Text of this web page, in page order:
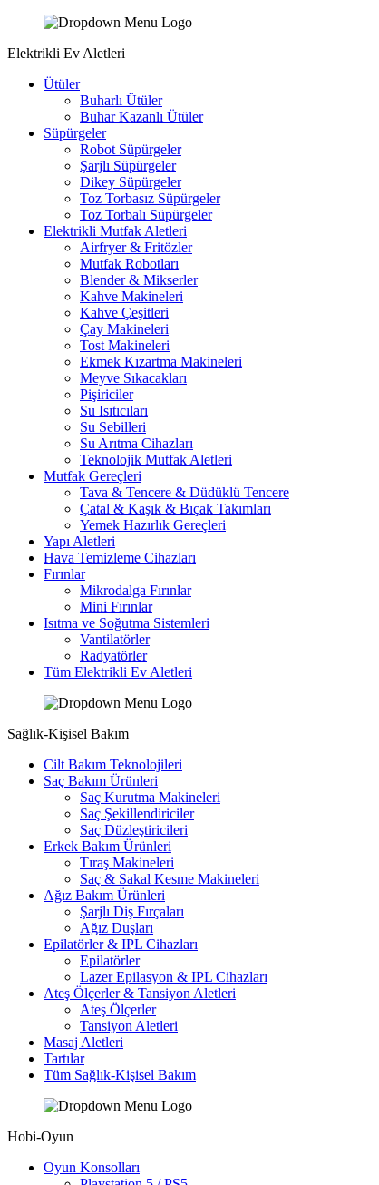
Elektrikli Ev Aletleri
Ütüler
Buharlı Ütüler
Buhar Kazanlı Ütüler
Süpürgeler
Robot Süpürgeler
Şarjlı Süpürgeler
Dikey Süpürgeler
Toz Torbasız Süpürgeler
Toz Torbalı Süpürgeler
Elektrikli Mutfak Aletleri
Airfryer & Fritözler
Mutfak Robotları
Blender & Mikserler
Kahve Makineleri
Kahve Çeşitleri
Çay Makineleri
Tost Makineleri
Ekmek Kızartma Makineleri
Meyve Sıkacakları
Pişiriciler
Su Isıtıcıları
Su Sebilleri
Su Arıtma Cihazları
Teknolojik Mutfak Aletleri
Mutfak Gereçleri
Tava & Tencere & Düdüklü Tencere
Çatal & Kaşık & Bıçak Takımları
Yemek Hazırlık Gereçleri
Yapı Aletleri
Hava Temizleme Cihazları
Fırınlar
Mikrodalga Fırınlar
Mini Fırınlar
Isıtma ve Soğutma Sistemleri
Vantilatörler
Radyatörler
Tüm Elektrikli Ev Aletleri
Sağlık-Kişisel Bakım
Cilt Bakım Teknolojileri
Saç Bakım Ürünleri
Saç Kurutma Makineleri
Saç Şekillendiriciler
Saç Düzleştiricileri
Erkek Bakım Ürünleri
Tıraş Makineleri
Saç & Sakal Kesme Makineleri
Ağız Bakım Ürünleri
Şarjlı Diş Fırçaları
Ağız Duşları
Epilatörler & IPL Cihazları
Epilatörler
Lazer Epilasyon & IPL Cihazları
Ateş Ölçerler & Tansiyon Aletleri
Ateş Ölçerler
Tansiyon Aletleri
Masaj Aletleri
Tartılar
Tüm Sağlık-Kişisel Bakım
Hobi-Oyun
Oyun Konsolları